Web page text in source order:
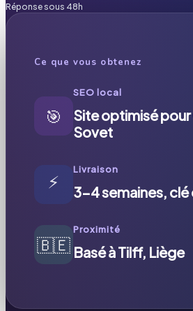
Réponse sous 48h
Ce que vous obtenez
🎯
SEO local
Site optimisé
Sovet
⚡
Livraison
3-4 semaines, clé
🇧🇪
Proximité
Basé à Tilff, Liège